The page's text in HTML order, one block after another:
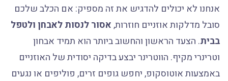
אנחנו לא יכולים להדגיש את זה מספיק: אם הכלב שלכם
סובל מדלקות אוזניים חוזרות,אסור לנסות לאבחן ולטפל
בבית. הצעד הראשון והחשוב ביותר הוא תמיד אבחון
וטרינרי מקיף. הווטרינר יבצע בדיקה יסודית של האוזניים
באמצעות אוטוסקופ, יחפש גופים זרים, פוליפים או נגעים